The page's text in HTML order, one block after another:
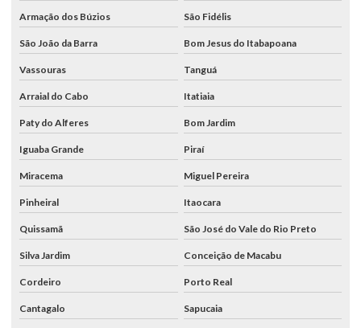
Armação dos Búzios São Fidélis
São João da Barra Bom Jesus do Itabapoana
Vassouras Tanguá
Arraial do Cabo Itatiaia
Paty do Alferes Bom Jardim
Iguaba Grande Piraí
Miracema Miguel Pereira
Pinheiral Itaocara
Quissamã São José do Vale do Rio Preto
Silva Jardim Conceição de Macabu
Cordeiro Porto Real
Cantagalo Sapucaia